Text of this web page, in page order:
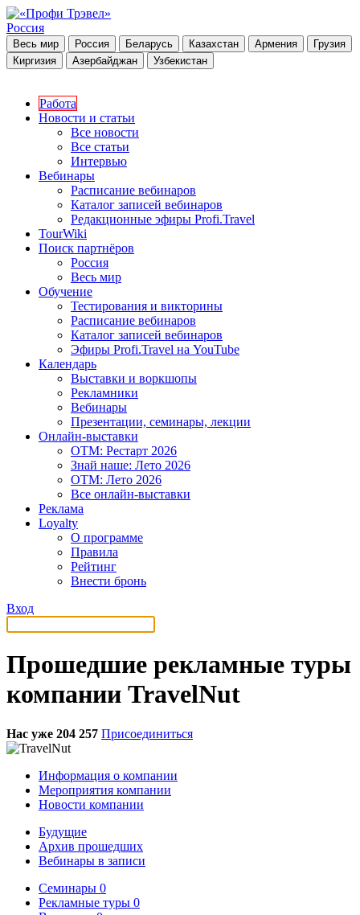
Россия
Весь мир Россия Беларусь Казахстан Армения
Грузия
Киргизия
Азербайджан Узбекистан
Работа
Новости и статьи
Все новости
Все статьи
Интервью
Вебинары
Расписание вебинаров
Каталог записей вебинаров
Редакционные эфиры Profi.Travel
TourWiki
Поиск партнёров
Россия
Весь мир
Обучение
Тестирования и викторины
Расписание вебинаров
Каталог записей вебинаров
Эфиры Profi.Travel на YouTube
Календарь
Выставки и воркшопы
Рекламники
Вебинары
Презентации, семинары, лекции
Онлайн-выставки
OTM: Рестарт 2026
Знай наше: Лето 2026
OTM: Лето 2026
Все онлайн-выставки
Реклама
Loyalty
О программе
Правила
Рейтинг
Внести бронь
Вход
Прошедшие рекламные туры
компании TravelNut
Нас уже 204 257 Присоединиться
Информация о компании
Мероприятия компании
Новости компании
Будущие
Архив прошедших
Вебинары в записи
Семинары 0
Рекламные туры 0